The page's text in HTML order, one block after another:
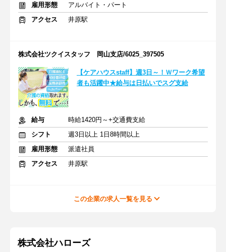
雇用形態
アルバイト・パート
アクセス
井原駅
株式会社ツクイスタッフ 岡山支店/6025_397505
【ケアハウスstaff】週3日～！Ｗワーク希望
者も活躍中★給与は日払いでスグ支給
給与
時給1420円～+交通費支給
シフト
週3日以上 1日8時間以上
雇用形態
派遣社員
アクセス
井原駅
この企業の求人一覧を見る
株式会社ハローズ